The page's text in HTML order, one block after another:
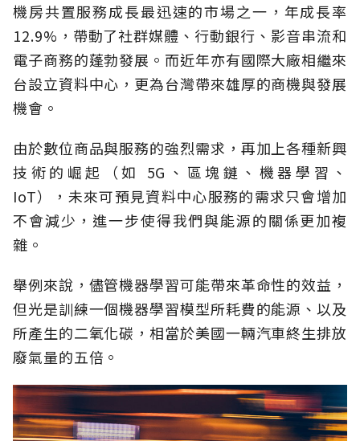
機房共置服務成長最迅速的市場之一，年成長率
12.9%，帶動了社群媒體、行動銀行、影音串流和
電子商務的蓬勃發展。而近年亦有國際大廠相繼來
台設立資料中心，更為台灣帶來雄厚的商機與發展
機會。
由於數位商品與服務的強烈需求，再加上各種新興
技術的崛起（如 5G、區塊鏈、機器學習、
IoT），未來可預見資料中心服務的需求只會增加
不會減少，進一步使得我們與能源的關係更加複
雜。
舉例來說，儘管機器學習可能帶來革命性的效益，
但光是訓練一個機器學習模型所耗費的能源、以及
所產生的二氧化碳，相當於美國一輛汽車終生排放
廢氣量的五倍。